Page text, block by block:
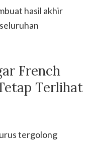
hasil akhir
French
Terlihat
tergolong